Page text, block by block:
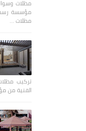
مظلات
مؤسسة
مظلات …
‏تركيب
الفنية من